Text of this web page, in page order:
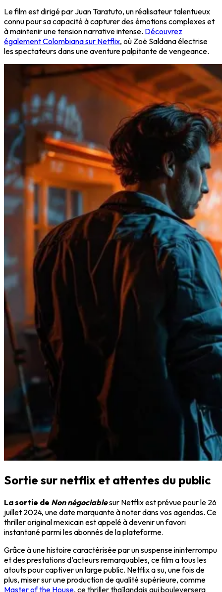
Le film est dirigé par Juan Taratuto, un réalisateur talentueux
connu pour sa capacité à capturer des émotions complexes et
à maintenir une tension narrative intense. Découvrez
également Colombiana sur Netflix, où Zoë Saldana électrise
les spectateurs dans une aventure palpitante de vengeance.
Sortie sur netflix et attentes du public
La sortie de Non négociablesur Netflix est prévue pour le 26
juillet 2024, une date marquante à noter dans vos agendas. Ce
thriller original mexicain est appelé à devenir un favori
instantané parmi les abonnés de la plateforme.
Grâce à une histoire caractérisée par un suspense ininterrompu
et des prestations d’acteurs remarquables, ce film a tous les
atouts pour captiver un large public. Netflix a su, une fois de
plus, miser sur une production de qualité supérieure, comme
Master of the House, ce thriller thaïlandais qui bouleversera